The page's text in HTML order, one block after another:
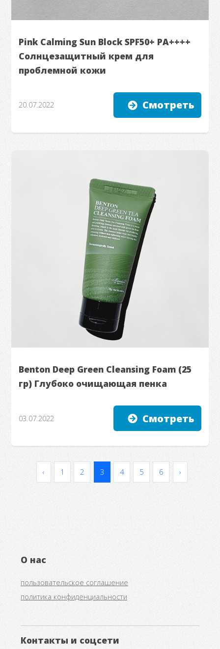
Pink Calming Sun Block SPF50+ PA++++
Солнцезащитный крем для
проблемной кожи
20.07.2022 Смотреть
Benton Deep Green Cleansing Foam (25
гр) Глубоко очищающая пенка
03.07.2022 Смотреть
‹ 1 2 3 4 5 6 ›
О нас
пользовательское соглашение
политика конфиденциальности
Контакты и соцсети